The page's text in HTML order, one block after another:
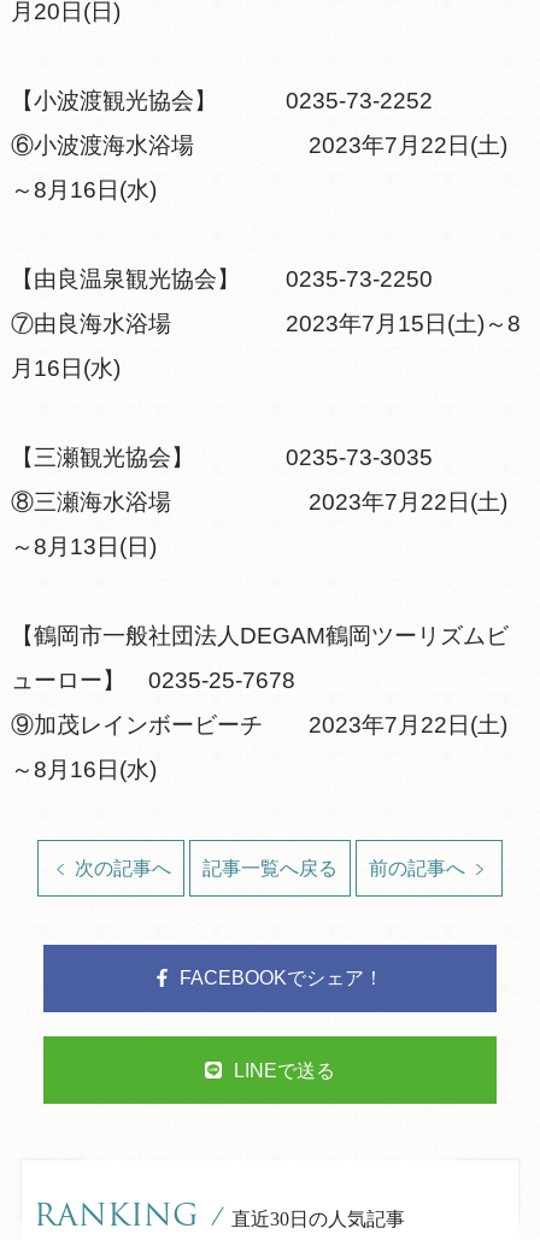
月20日(日)
【小波渡観光協会】 0235-73-2252
⑥小波渡海水浴場 2023年7月22日(土)
～8月16日(水)
【由良温泉観光協会】 0235-73-2250
⑦由良海水浴場 2023年7月15日(土)～8
月16日(水)
【三瀬観光協会】 0235-73-3035
⑧三瀬海水浴場 2023年7月22日(土)
～8月13日(日)
【鶴岡市一般社団法人DEGAM鶴岡ツーリズムビ
ューロー】 0235-25-7678
⑨加茂レインボービーチ 2023年7月22日(土)
～8月16日(水)
次の記事へ 記事一覧へ戻る 前の記事へ
FACEBOOKでシェア！
LINEで送る
RANKING / 直近30日の人気記事